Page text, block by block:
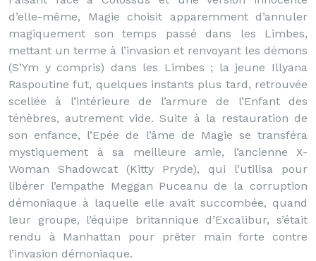
d’elle-même, Magie choisit apparemment d’annuler
magiquement son temps passé dans les Limbes,
mettant un terme à l’invasion et renvoyant les démons
(S’Ym y compris) dans les Limbes ; la jeune Illyana
Raspoutine fut, quelques instants plus tard, retrouvée
scellée à l’intérieure de l’armure de l’Enfant des
ténèbres, autrement vide. Suite à la restauration de
son enfance, l’Epée de l’âme de Magie se transféra
mystiquement à sa meilleure amie, l’ancienne X-
Woman Shadowcat (Kitty Pryde), qui l’utilisa pour
libérer l’empathe Meggan Puceanu de la corruption
démoniaque à laquelle elle avait succombée, quand
leur groupe, l’équipe britannique d’Excalibur, s’était
rendu à Manhattan pour prêter main forte contre
l’invasion démoniaque.